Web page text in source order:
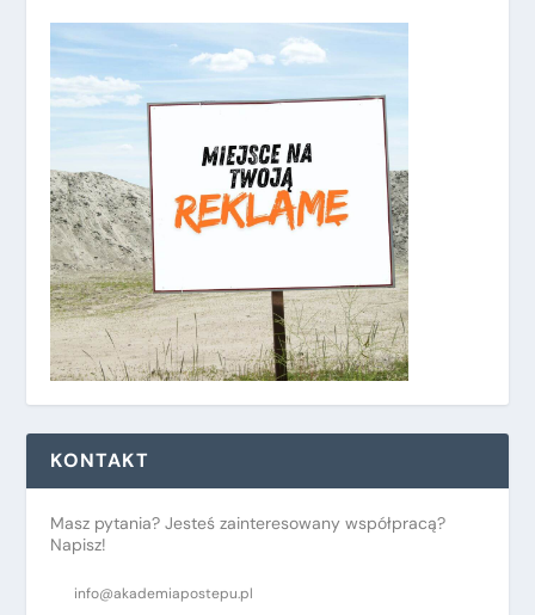
KONTAKT
Masz pytania? Jesteś zainteresowany współpracą?
Napisz!
info@akademiapostepu.pl